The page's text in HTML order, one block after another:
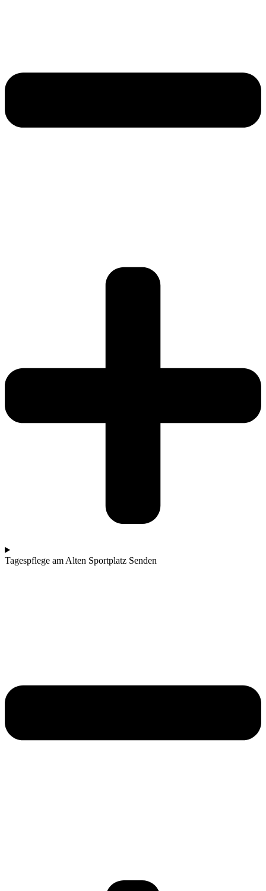
Tagespflege am Alten Sportplatz Senden